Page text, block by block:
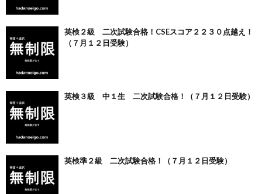
英検２級 二次試験合格！CSEスコア２２３０点越え！
（７月１２日受験）
英検３級 中１生 二次試験合格！（７月１２日受験）
英検準２級 二次試験合格！（７月１２日受験）